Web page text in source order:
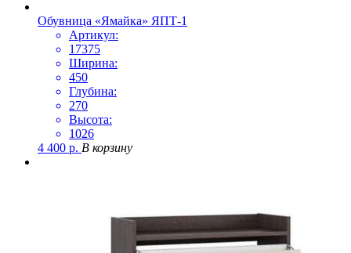
Обувница «Ямайка» ЯПТ-1
Артикул:
17375
Ширина:
450
Глубина:
270
Высота:
1026
4 400 р. В корзину